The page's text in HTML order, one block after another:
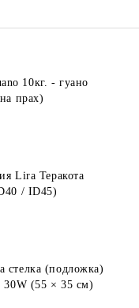
10кг. - гуано
прах)
Lira Теракота
(за ID40 / ID45)
стелка (подложка)
30W (55 × 35 см)